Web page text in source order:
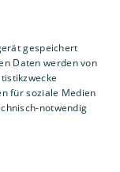
gespeichert
Daten werden von
für soziale Medien
notwendig